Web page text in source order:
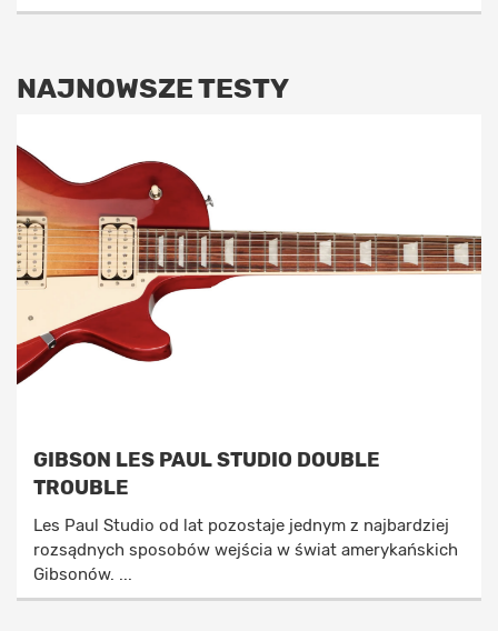
NAJNOWSZE TESTY
GIBSON LES PAUL STUDIO DOUBLE
TROUBLE
Les Paul Studio od lat pozostaje jednym z najbardziej
rozsądnych sposobów wejścia w świat amerykańskich
Gibsonów. ...